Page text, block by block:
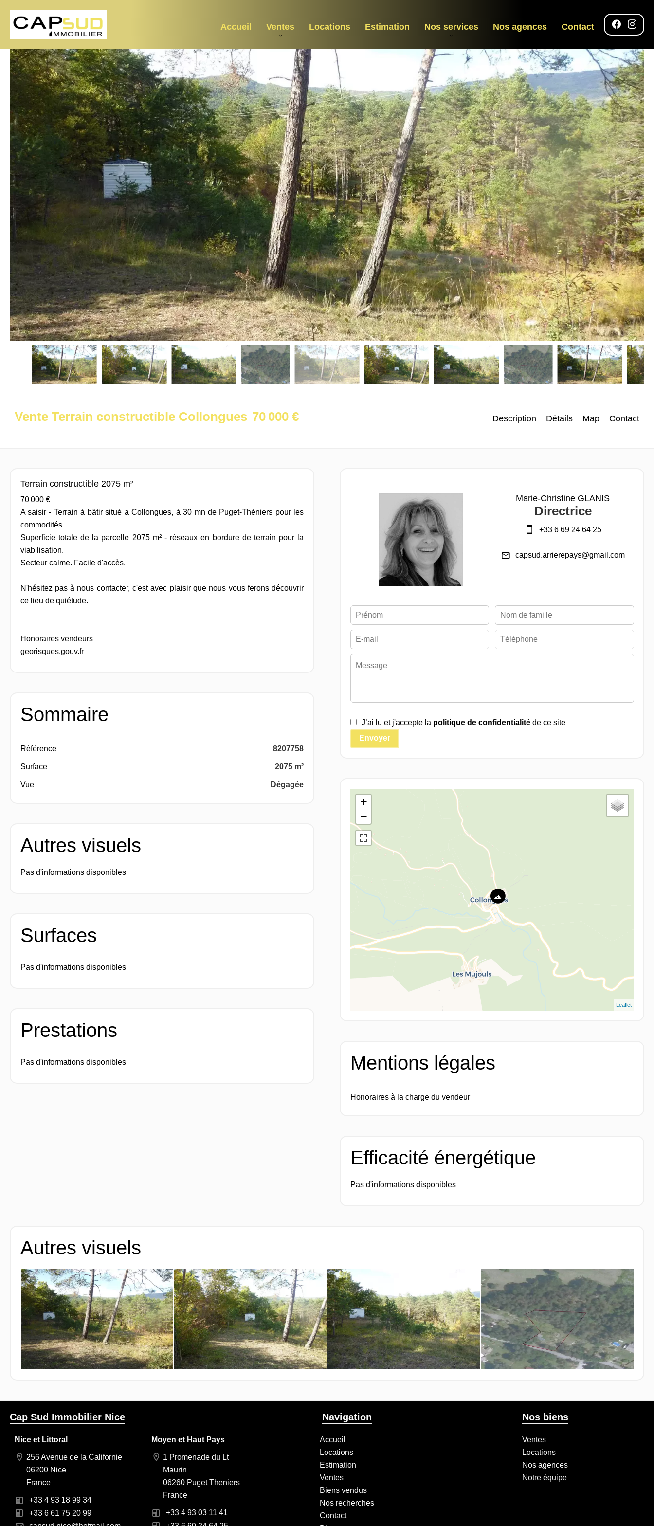
Accueil Ventes Locations Estimation Nos services Nos agences Contact
Vente Terrain constructible Collongues 70 000 € Description Détails Map Contact
Terrain constructible 2075 m²
70 000 €
A saisir - Terrain à bâtir situé à Collongues, à 30 mn de Puget-Théniers pour les
commodités.
Superficie totale de la parcelle 2075 m² - réseaux en bordure de terrain pour la
viabilisation.
Secteur calme. Facile d'accès.
N'hésitez pas à nous contacter, c'est avec plaisir que nous vous ferons découvrir
ce lieu de quiétude.
Honoraires vendeurs
georisques.gouv.fr
Sommaire
Référence 8207758
Surface 2075 m²
Vue Dégagée
Autres visuels
Pas d'informations disponibles
Surfaces
Pas d'informations disponibles
Prestations
Pas d'informations disponibles
Marie-Christine GLANIS
Directrice
+33 6 69 24 64 25
capsud.arrierepays@gmail.com
J’ai lu et j'accepte la politique de confidentialitéde ce site
Envoyer
+
−
Leaflet
Mentions légales
Honoraires à la charge du vendeur
Efficacité énergétique
Pas d'informations disponibles
Autres visuels
Cap Sud Immobilier Nice
Nice et Littoral
256 Avenue de la Californie
06200 Nice
France
+33 4 93 18 99 34
+33 6 61 75 20 99
Moyen et Haut Pays
1 Promenade du Lt
Maurin
06260 Puget Theniers
France
+33 4 93 03 11 41
Navigation
Accueil
Locations
Estimation
Ventes
Biens vendus
Nos recherches
Contact
Nos biens
Ventes
Locations
Nos agences
Notre équipe